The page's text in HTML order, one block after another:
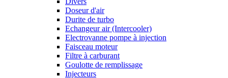
Doseur d'air
Durite de turbo
Echangeur air (Intercooler)
Electrovanne pompe à injection
Faisceau moteur
Filtre à carburant
Goulotte de remplissage
Injecteurs